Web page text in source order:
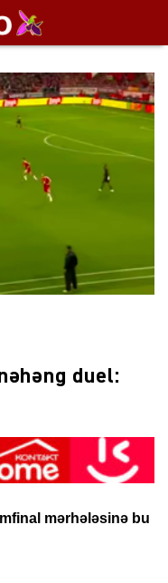
duel:
mərhələsinə bu